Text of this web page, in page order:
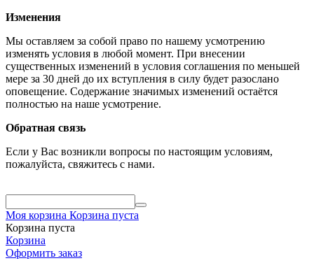
Изменения
Мы оставляем за собой право по нашему усмотрению
изменять условия в любой момент. При внесении
существенных изменений в условия соглашения по меньшей
мере за 30 дней до их вступления в силу будет разослано
оповещение. Содержание значимых изменений остаётся
полностью на наше усмотрение.
Обратная связь
Если у Вас возникли вопросы по настоящим условиям,
пожалуйста, свяжитесь с нами.
Моя корзина Корзина пуста
Корзина пуста
Корзина
Оформить заказ